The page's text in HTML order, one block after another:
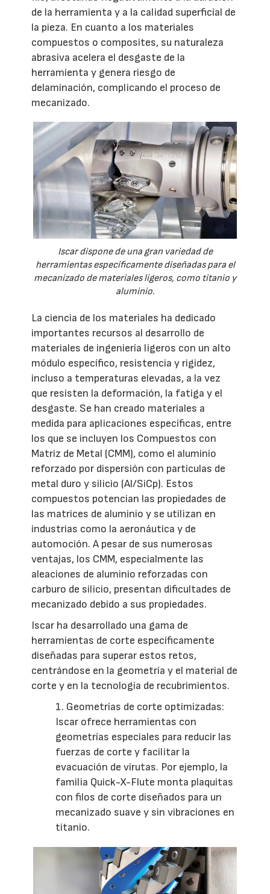
de la herramienta y a la calidad superficial de
la pieza. En cuanto a los materiales
compuestos o composites, su naturaleza
abrasiva acelera el desgaste de la
herramienta y genera riesgo de
delaminación, complicando el proceso de
mecanizado.
Iscar dispone de una gran variedad de
herramientas específicamente diseñadas para el
mecanizado de materiales ligeros, como titanio y
aluminio.
La ciencia de los materiales ha dedicado
importantes recursos al desarrollo de
materiales de ingeniería ligeros con un alto
módulo específico, resistencia y rigidez,
incluso a temperaturas elevadas, a la vez
que resisten la deformación, la fatiga y el
desgaste. Se han creado materiales a
medida para aplicaciones específicas, entre
los que se incluyen los Compuestos con
Matriz de Metal (CMM), como el aluminio
reforzado por dispersión con partículas de
metal duro y silicio (Al/SiCp). Estos
compuestos potencian las propiedades de
las matrices de aluminio y se utilizan en
industrias como la aeronáutica y de
automoción. A pesar de sus numerosas
ventajas, los CMM, especialmente las
aleaciones de aluminio reforzadas con
carburo de silicio, presentan dificultades de
mecanizado debido a sus propiedades.
Iscar ha desarrollado una gama de
herramientas de corte específicamente
diseñadas para superar estos retos,
centrándose en la geometría y el material de
corte y en la tecnología de recubrimientos.
1. Geometrías de corte optimizadas:
Iscar ofrece herramientas con
geometrías especiales para reducir las
fuerzas de corte y facilitar la
evacuación de virutas. Por ejemplo, la
familia Quick-X-Flute monta plaquitas
con filos de corte diseñados para un
mecanizado suave y sin vibraciones en
titanio.